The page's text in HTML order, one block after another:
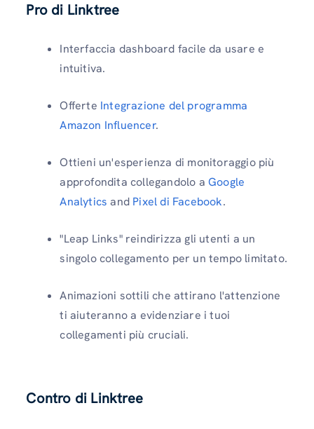
Pro di Linktree
Interfaccia dashboard facile da usare e
intuitiva.
Offerte Integrazione del programma
Amazon Influencer.
Ottieni un'esperienza di monitoraggio più
approfondita collegandolo a Google
Analytics and Pixel di Facebook.
"Leap Links" reindirizza gli utenti a un
singolo collegamento per un tempo limitato.
Animazioni sottili che attirano l'attenzione
ti aiuteranno a evidenziare i tuoi
collegamenti più cruciali.
Contro di Linktree